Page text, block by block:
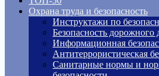
Охрана труда и безопасность
Инструктажи по
Безопасность дорожного
Информационная
Антитеррористическая
Санитарные нормы и